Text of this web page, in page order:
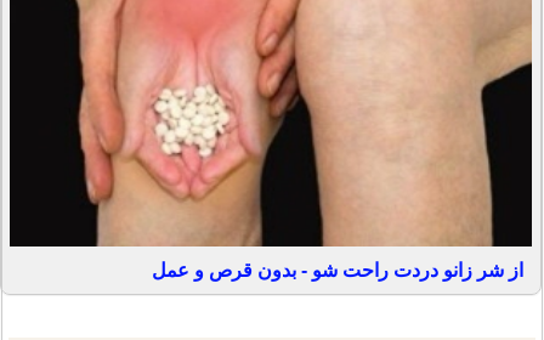
از شر زانو دردت راحت شو - بدون قرص و عمل